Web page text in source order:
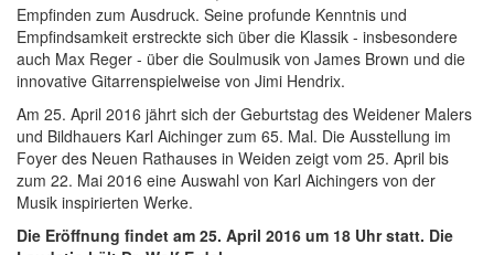
Empfinden zum Ausdruck. Seine profunde Kenntnis und
Empfindsamkeit erstreckte sich über die Klassik - insbesondere
auch Max Reger - über die Soulmusik von James Brown und die
innovative Gitarrenspielweise von Jimi Hendrix.
Am 25. April 2016 jährt sich der Geburtstag des Weidener Malers
und Bildhauers Karl Aichinger zum 65. Mal. Die Ausstellung im
Foyer des Neuen Rathauses in Weiden zeigt vom 25. April bis
zum 22. Mai 2016 eine Auswahl von Karl Aichingers von der
Musik inspirierten Werke.
Die Eröffnung findet am 25. April 2016 um 18 Uhr statt. Die